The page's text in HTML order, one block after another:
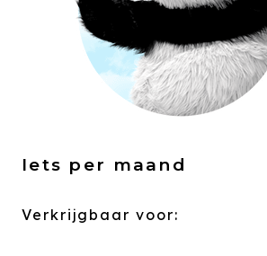
Iets per maand
Verkrijgbaar voor: